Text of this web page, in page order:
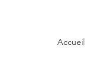
Accueil